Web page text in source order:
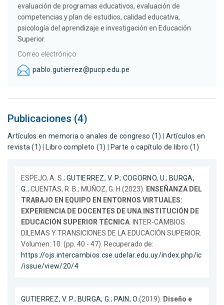
evaluación de programas educativos, evaluación de
competencias y plan de estudios, calidad educativa,
psicología del aprendizaje e investigación en Educación
Superior.
Correo electrónico
pablo.gutierrez@pucp.edu.pe
Publicaciones (4)
Artículos en memoria o anales de congreso (1)
Artículos en
revista (1)
Libro completo (1) Parte o capítulo de libro (1)
ESPEJO, A. S.; GUTIERREZ, V. P.; COGORNO, U.; BURGA,
G. ; CUENTAS, R. B.; MUÑOZ, G. H.(2023).
ENSEÑANZA DEL
TRABAJO EN EQUIPO EN ENTORNOS VIRTUALES:
EXPERIENCIA DE DOCENTES DE UNA INSTITUCIÓN DE
EDUCACIÓN SUPERIOR TÉCNICA . INTER-CAMBIOS.
DILEMAS Y TRANSICIONES DE LA EDUCACIÓN SUPERIOR.
Volumen: 10. (pp. 40 - 47). Recuperado de:
https://ojs.intercambios.cse.udelar.edu.uy/index.php/ic
/issue/view/20/4
GUTIERREZ, V. P.; BURGA, G. ; PAIN, O. (2019).
Diseño e